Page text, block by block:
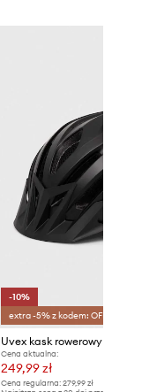
-10%
extra -5% z kodem: OFF*
Uvex kask rowerowy Viva 3
Cena aktualna:
249,99 zł
Cena regularna: 279,99 zł